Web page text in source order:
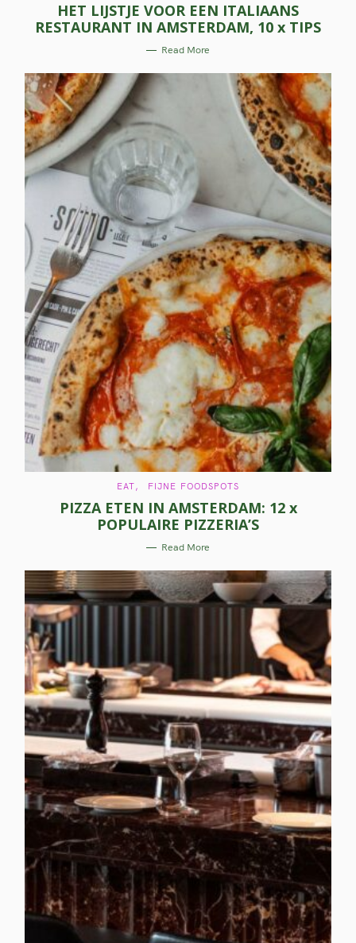
T
E
G
O
R
I
S
HET LIJSTJE VOOR EEN ITALIAANS
RESTAURANT IN AMSTERDAM, 10 x TIPS
Read More
C
T
E
G
O
R
I
S
EAT FIJNE FOODSPOTS
PIZZA ETEN IN AMSTERDAM: 12 x
POPULAIRE PIZZERIA’S
Read More